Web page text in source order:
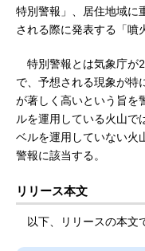
特別警報」、居住地域に
される際に発表する「噴
特別警報とは気象庁が
で、予想される現象が特
が著しく高いという旨を
ルを運用している火山で
ベルを運用していない火
警報に該当する。
リリース本文
以下、リリースの本文